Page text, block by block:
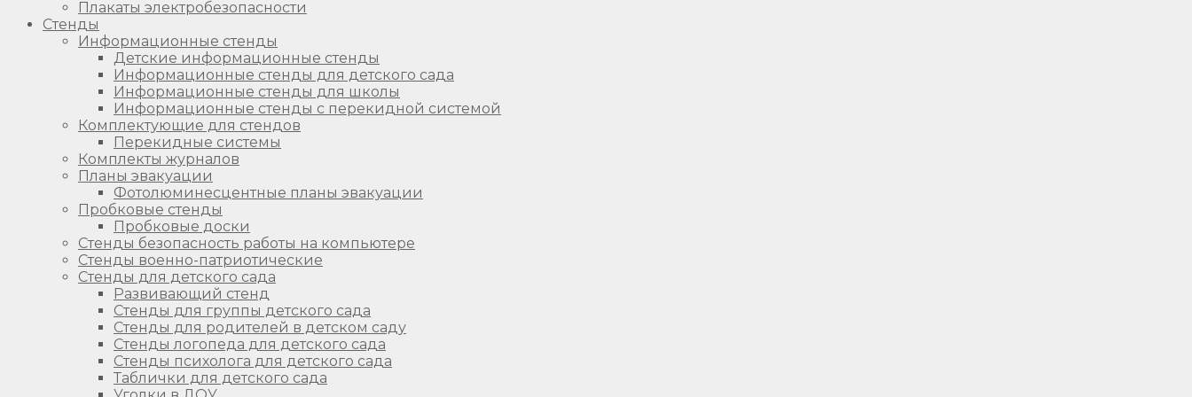
Плакаты электробезопасности
Стенды
Информационные стенды
Детские информационные стенды
Информационные стенды для детского сада
Информационные стенды для школы
Информационные стенды с перекидной системой
Комплектующие для стендов
Перекидные системы
Комплекты журналов
Планы эвакуации
Фотолюминесцентные планы эвакуации
Пробковые стенды
Пробковые доски
Стенды безопасность работы на компьютере
Стенды военно-патриотические
Стенды для детского сада
Развивающий стенд
Стенды для группы детского сада
Стенды для родителей в детском саду
Стенды логопеда для детского сада
Стенды психолога для детского сада
Таблички для детского сада